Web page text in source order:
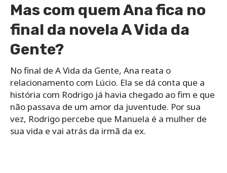
Mas com quem Ana fica no
final da novela A Vida da
Gente?
No final de A Vida da Gente, Ana reata o
relacionamento com Lúcio. Ela se dá conta que a
história com Rodrigo já havia chegado ao fim e que
não passava de um amor da juventude. Por sua
vez, Rodrigo percebe que Manuela é a mulher de
sua vida e vai atrás da irmã da ex.